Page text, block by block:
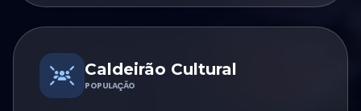
Caldeirão Cultural
POPULAÇÃO